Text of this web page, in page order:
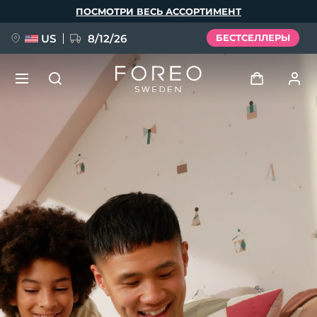
ПОСМОТРИ ВЕСЬ АССОРТИМЕНТ
US 8/12/26 БЕСТСЕЛЛЕРЫ
Профиль пользователя
Мои заказы
Мои подписки
НОВИНКА
FAQ™ Pure Beauty-Tech Elixir
BREAKING NEWS
issa™ Teeth Whitening Set
Язык
English Deutsch
Español
Français
Italiano
Polski
Svenska
Русский
Türkçe
简体中文